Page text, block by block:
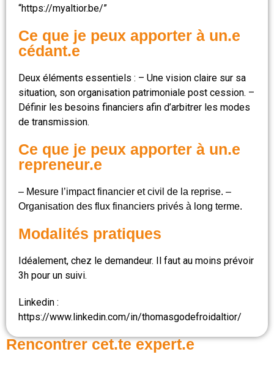
Rencontrer cet.te expert.e
“https://myaltior.be/”
Ce que je peux apporter à un.e
cédant.e
Deux éléments essentiels : – Une vision claire sur sa
situation, son organisation patrimoniale post cession. –
Définir les besoins financiers afin d’arbitrer les modes
de transmission.
Ce que je peux apporter à un.e
repreneur.e
– Mesure l’impact financier et civil de la reprise. –
Organisation des flux financiers privés à long terme.
Modalités pratiques
Idéalement, chez le demandeur. Il faut au moins prévoir
3h pour un suivi.
Linkedin :
https://www.linkedin.com/in/thomasgodefroidaltior/